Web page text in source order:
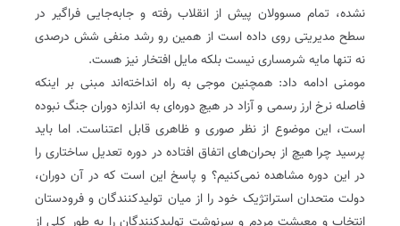
نشده، تمام مسوولان پیش از انقلاب رفته و جابه‌جایی فراگیر در
سطح مدیریتی روی داده است از همین رو رشد منفی شش درصدی
نه تنها مایه شرمساری نیست بلکه مایل افتخار نیز هست.
مومنی ادامه داد: همچنین موجی به راه انداخته‌اند مبنی بر اینکه
فاصله نرخ ارز رسمی و آزاد در هیچ دوره‌ای به اندازه دوران جنگ نبوده
است، این موضوع از نظر صوری و ظاهری قابل اعتناست. اما باید
پرسید چرا هیچ از بحران‌های اتفاق افتاده در دوره تعدیل ساختاری را
در این دوره مشاهده نمی‌کنیم؟ و پاسخ این است که در آن دوران،
دولت متحدان استراتژیک خود را از میان تولیدکنندگان و فرودستان